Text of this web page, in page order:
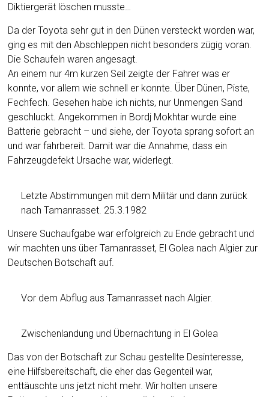
Diktiergerät löschen musste…
Da der Toyota sehr gut in den Dünen versteckt worden war,
ging es mit den Abschleppen nicht besonders zügig voran.
Die Schaufeln waren angesagt.
An einem nur 4m kurzen Seil zeigte der Fahrer was er
konnte, vor allem wie schnell er konnte. Über Dünen, Piste,
Fechfech. Gesehen habe ich nichts, nur Unmengen Sand
geschluckt. Angekommen in Bordj Mokhtar wurde eine
Batterie gebracht – und siehe, der Toyota sprang sofort an
und war fahrbereit. Damit war die Annahme, dass ein
Fahrzeugdefekt Ursache war, widerlegt.
Letzte Abstimmungen mit dem Militär und dann zurück
nach Tamanrasset. 25.3.1982
Unsere Suchaufgabe war erfolgreich zu Ende gebracht und
wir machten uns über Tamanrasset, El Golea nach Algier zur
Deutschen Botschaft auf.
Vor dem Abflug aus Tamanrasset nach Algier.
Zwischenlandung und Übernachtung in El Golea
Das von der Botschaft zur Schau gestellte Desinteresse,
eine Hilfsbereitschaft, die eher das Gegenteil war,
enttäuschte uns jetzt nicht mehr. Wir holten unsere